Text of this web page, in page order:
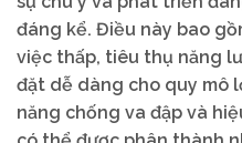
đáng kể. Điều này bao
việc thấp, tiêu thụ năng
đặt dễ dàng cho quy mô
năng chống va đập và